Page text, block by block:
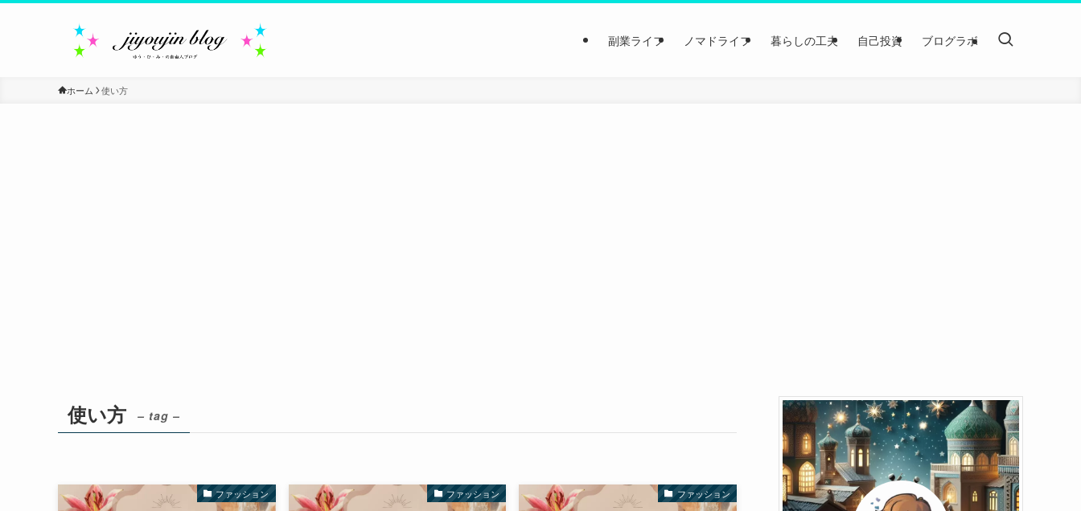
副業ライフ ノマドライフ 暮らしの工夫 自己投資 ブログラボ
ホーム 使い方
使い方 – tag –
ファッション ファッション ファッション